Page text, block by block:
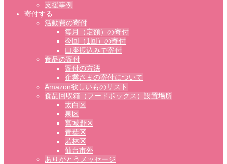
支援事例
寄付する
活動費の寄付
毎月（定額）の寄付
今回（1回）の寄付
口座振込みで寄付
食品の寄付
寄付の方法
企業さまの寄付について
Amazon欲しいものリスト
食品回収箱（フードボックス）設置場所
太白区
泉区
宮城野区
青葉区
若林区
仙台市外
ありがとうメッセージ